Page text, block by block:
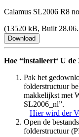
Calamus SL2006 R8
(13520 kB, Built
Hoe installeert U de
Pak het
folderstructuur
makkelijkst met
SL2006_nl .
– Hier wird der
Open de
folderstructuur